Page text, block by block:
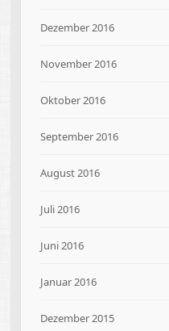
Dezember 2016
November 2016
Oktober 2016
September 2016
August 2016
Juli 2016
Juni 2016
Januar 2016
Dezember 2015